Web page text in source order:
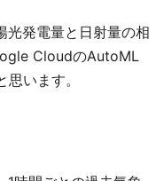
光発電量と日射量の相
CloudのAutoML
います。